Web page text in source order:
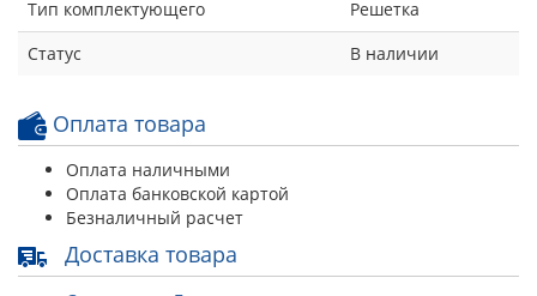
Тип комплектующего
Решетка
Статус
В наличии
Оплата товара
Оплата наличными
Оплата банковской картой
Безналичный расчет
Доставка товара